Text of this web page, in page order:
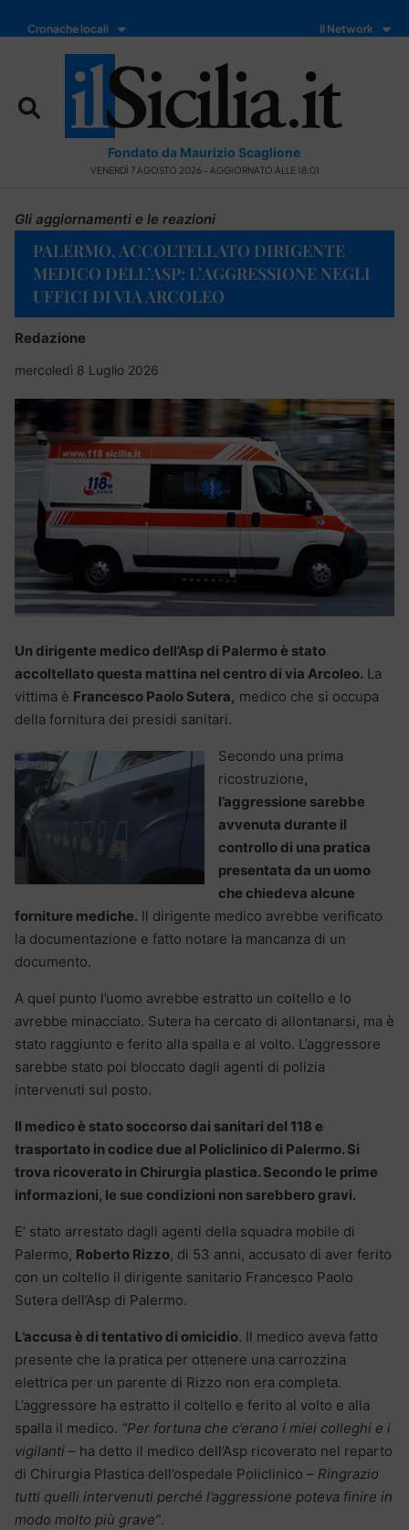
Cronache locali Il Network
Fondato da Maurizio Scaglione
VENERDÌ 7 AGOSTO 2026 - AGGIORNATO ALLE 18:01
Gli aggiornamenti e le reazioni
PALERMO, ACCOLTELLATO DIRIGENTE
MEDICO DELL’ASP: L’AGGRESSIONE NEGLI
UFFICI DI VIA ARCOLEO
Redazione
mercoledì 8 Luglio 2026
Un dirigente medico dell’Asp di Palermo è stato
accoltellato questa mattina nel centro di via Arcoleo. La
vittima è Francesco Paolo Sutera, medico che si occupa
della fornitura dei presidi sanitari.
Secondo una prima
ricostruzione,
l’aggressione sarebbe
avvenuta durante il
controllo di una pratica
presentata da un uomo
che chiedeva alcune
forniture mediche. Il dirigente medico avrebbe verificato
la documentazione e fatto notare la mancanza di un
documento.
A quel punto l’uomo avrebbe estratto un coltello e lo
avrebbe minacciato. Sutera ha cercato di allontanarsi, ma è
stato raggiunto e ferito alla spalla e al volto. L’aggressore
sarebbe stato poi bloccato dagli agenti di polizia
intervenuti sul posto.
Il medico è stato soccorso dai sanitari del 118 e
trasportato in codice due al Policlinico di Palermo. Si
trova ricoverato in Chirurgia plastica. Secondo le prime
informazioni, le sue condizioni non sarebbero gravi.
E’ stato arrestato dagli agenti della squadra mobile di
Palermo, Roberto Rizzo, di 53 anni, accusato di aver ferito
con un coltello il dirigente sanitario Francesco Paolo
Sutera dell’Asp di Palermo.
L’accusa è di tentativo di omicidio. Il medico aveva fatto
presente che la pratica per ottenere una carrozzina
elettrica per un parente di Rizzo non era completa.
L’aggressore ha estratto il coltello e ferito al volto e alla
spalla il medico. “Per fortuna che c’erano i miei colleghi e i
vigilanti – ha detto il medico dell’Asp ricoverato nel reparto
di Chirurgia Plastica dell’ospedale Policlinico – Ringrazio
tutti quelli intervenuti perché l’aggressione poteva finire in
modo molto più grave”.